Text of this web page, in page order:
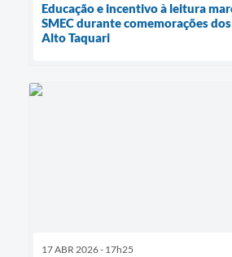
Educação e incentivo à leitura
SMEC durante comemorações
Alto Taquari
17 ABR 2026 - 17h25